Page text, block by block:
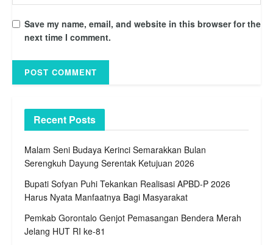
Save my name, email, and website in this browser for the
next time I comment.
Recent Posts
Malam Seni Budaya Kerinci Semarakkan Bulan
Serengkuh Dayung Serentak Ketujuan 2026
Bupati Sofyan Puhi Tekankan Realisasi APBD-P 2026
Harus Nyata Manfaatnya Bagi Masyarakat
Pemkab Gorontalo Genjot Pemasangan Bendera Merah
Jelang HUT RI ke-81